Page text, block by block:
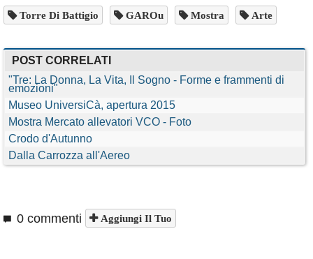
Torre Di Battigio GAROu Mostra Arte
POST CORRELATI
"Tre: La Donna, La Vita, Il Sogno - Forme e frammenti di
emozioni"
Museo UniversiCà, apertura 2015
Mostra Mercato allevatori VCO - Foto
Crodo d'Autunno
Dalla Carrozza all'Aereo
0 commenti Aggiungi Il Tuo